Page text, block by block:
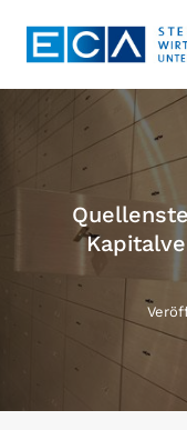
Inhalt